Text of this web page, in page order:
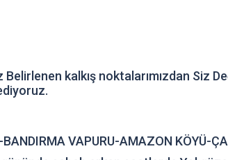
Belirlenen kalkış noktalarımızdan
VAPURU-AMAZON KÖYÜ-